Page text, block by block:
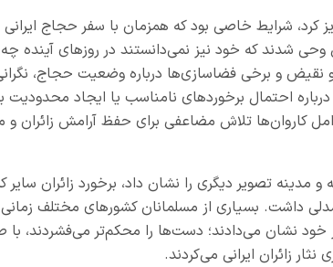
شرایط خاصی بود که همزمان با سفر حجاج
وحی شدند که خود نیز نمی‌دانستند در روزهای آینده
نقیض و برخی فضاسازی‌ها درباره وضعیت حجاج،
احتمال برخوردهای نامناسب یا ایجاد محدودیت
کاروان‌ها تلاش مضاعفی برای حفظ آرامش زائران و
تصویر دیگری را نشان داد، برخورد زائران سایر
داشت. بسیاری از مسلمانان کشورهای مختلف
از خود نشان می‌دادند؛ دست‌ها را محکم‌تر می‌فشردند،
زائران ایرانی می‌کردند.